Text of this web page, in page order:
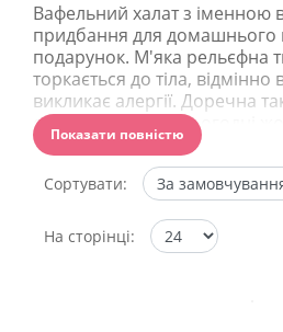
Вафельний халат з
придбання для домашнього
подарунок. М'яка рельєфна
торкається до тіла,
викликає алергії. Доречна
обслуговування. Сьогодні
готель, СПА, барбершоп,
центр й салон краси не
приналежності.
Вдома літній халатик з
надіти після душа,
Показати повністю
Сортувати:
На сторінці: